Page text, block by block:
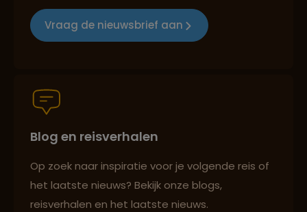
Reizen met oog voor mens, cultuur en milieu
Persoonlijk en deskundig reisadvies
Best beoordeelde reisroutes
Vraag de nieuwsbrief aan
Blog en reisverhalen
Op zoek naar inspiratie voor je volgende reis of
het laatste nieuws? Bekijk onze blogs,
reisverhalen en het laatste nieuws.